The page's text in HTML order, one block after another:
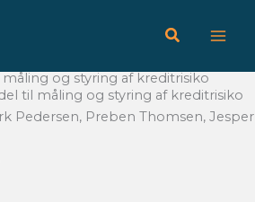
og styring af kreditrisiko
til måling og styring af kreditrisiko
Pedersen, Preben Thomsen, Jesper